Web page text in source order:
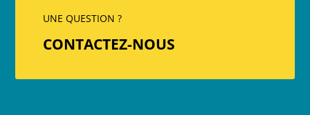
UNE QUESTION ?
CONTACTEZ-NOUS